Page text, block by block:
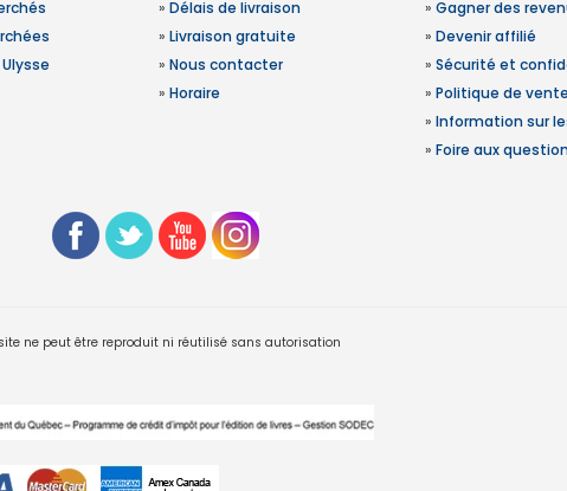
» Délais de livraison
» Livraison gratuite
» Nous contacter
» Horaire
» Gagner des
» Devenir affilié
» Sécurité et
» Politique de
» Information sur
» Foire aux
ne peut être reproduit ni réutilisé sans autorisation